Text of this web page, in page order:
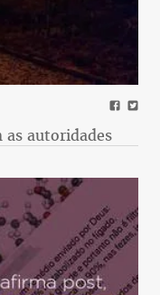
as autoridades